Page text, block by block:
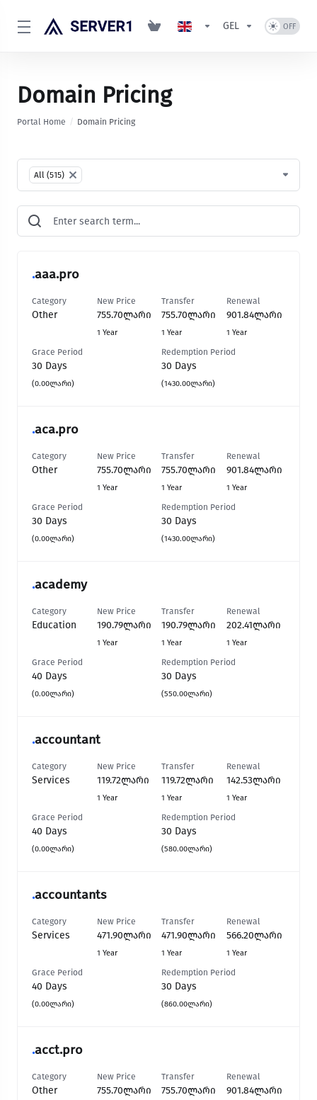
GEL
Domain Pricing
Portal Home Domain Pricing
Table Filter
All (515) ×
.aaa.pro
Category
Other
New Price
755.70ლარი
1 Year
Transfer
755.70ლარი
1 Year
Renewal
901.84ლარი
1 Year
Grace Period
30 Days
(0.00ლარი)
Redemption Period
30 Days
(1430.00ლარი)
.aca.pro
Category
Other
New Price
755.70ლარი
1 Year
Transfer
755.70ლარი
1 Year
Renewal
901.84ლარი
1 Year
Grace Period
30 Days
(0.00ლარი)
Redemption Period
30 Days
(1430.00ლარი)
.academy
Category
Education
New Price
190.79ლარი
1 Year
Transfer
190.79ლარი
1 Year
Renewal
202.41ლარი
1 Year
Grace Period
40 Days
(0.00ლარი)
Redemption Period
30 Days
(550.00ლარი)
.accountant
Category
Services
New Price
119.72ლარი
1 Year
Transfer
119.72ლარი
1 Year
Renewal
142.53ლარი
1 Year
Grace Period
40 Days
(0.00ლარი)
Redemption Period
30 Days
(580.00ლარი)
.accountants
Category
Services
New Price
471.90ლარი
1 Year
Transfer
471.90ლარი
1 Year
Renewal
566.20ლარი
1 Year
Grace Period
40 Days
(0.00ლარი)
Redemption Period
30 Days
(860.00ლარი)
.acct.pro
Category
Other
New Price
755.70ლარი
Transfer
755.70ლარი
Renewal
901.84ლარი